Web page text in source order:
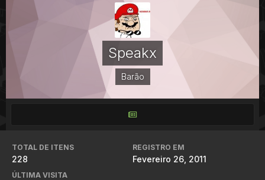
Speakx
Barão
TOTAL DE ITENS
228
REGISTRO EM
Fevereiro 26, 2011
ÚLTIMA VISITA